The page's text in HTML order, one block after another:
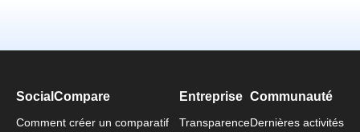
SocialCompare
Comment créer un comparatif
Entreprise
Transparence
Communauté
Dernières activités